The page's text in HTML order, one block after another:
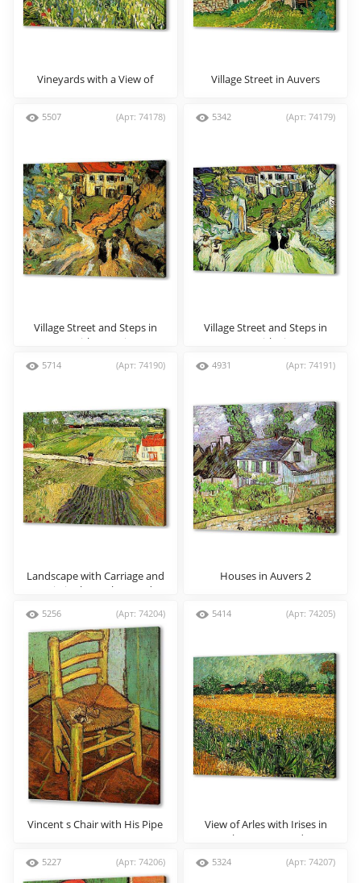
Vineyards with a View of
Village Street in Auvers
5507 (Арт: 74178)
Village Street and Steps in
Auvers with Two Figures
5342 (Арт: 74179)
Village Street and Steps in
Auvers with Figures
5714 (Арт: 74190)
Landscape with Carriage and
Train in the Background
4931 (Арт: 74191)
Houses in Auvers 2
5256 (Арт: 74204)
Vincent s Chair with His Pipe
5414 (Арт: 74205)
View of Arles with Irises in
the Foreground
5227 (Арт: 74206) 5324 (Арт: 74207)